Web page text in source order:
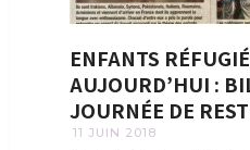
ENFANTS
AUJOURD’HUI :
JOURNÉE DE
11 JUIN 2018